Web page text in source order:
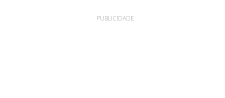
PUBLICIDADE